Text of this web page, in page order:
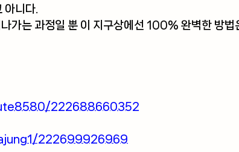
아니다.
가는 과정일 뿐 이 지구상에선 100% 완벽한 방법
222688660352
222699926969